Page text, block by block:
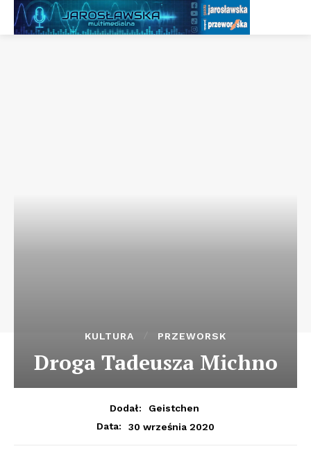
KULTURA PRZEWORSK
Droga Tadeusza Michno
Dodał:
Geistchen
Data:
30 września 2020